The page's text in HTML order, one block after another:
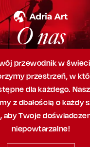
O nas
przewodnik w
przestrzeń,w
dla każdego.
z dbałością o każdy
abyTwoje
niepowtarzalne!